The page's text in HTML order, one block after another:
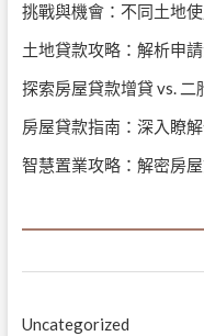
挑戰與機會：不同土地
土地貸款攻略：解析申
探索房屋貸款增貸 vs. 二
房屋貸款指南：深入瞭
智慧置業攻略：解密房
Uncategorized